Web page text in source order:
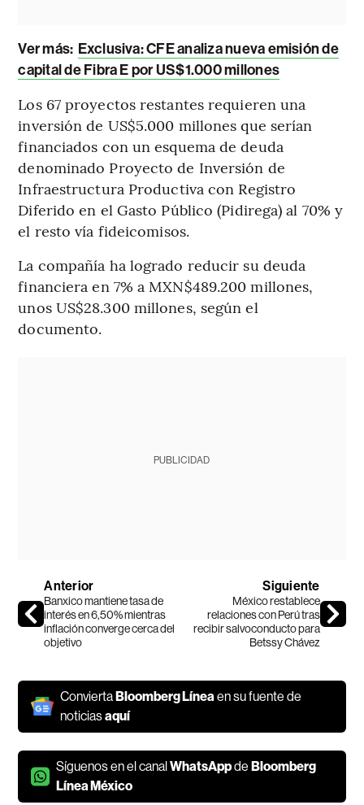
Ver más: Exclusiva: CFE analiza nueva emisión de
capital de Fibra E por US$1.000 millones
Los 67 proyectos restantes requieren una
inversión de US$5.000 millones que serían
financiados con un esquema de deuda
denominado Proyecto de Inversión de
Infraestructura Productiva con Registro
Diferido en el Gasto Público (Pidirega) al 70% y
el resto vía fideicomisos.
La compañía ha logrado reducir su deuda
financiera en 7% a MXN$489.200 millones,
unos US$28.300 millones, según el
documento.
PUBLICIDAD
Anterior
Banxico mantiene tasa de
interés en 6,50% mientras
inflación converge cerca del
objetivo
Siguiente
México restablece
relaciones con Perú tras
recibir salvoconducto para
Betssy Chávez
ConviertaBloomberg Línea en su fuente de
noticiasaquí
Síguenos en el canalWhatsAppdeBloomberg
Línea México